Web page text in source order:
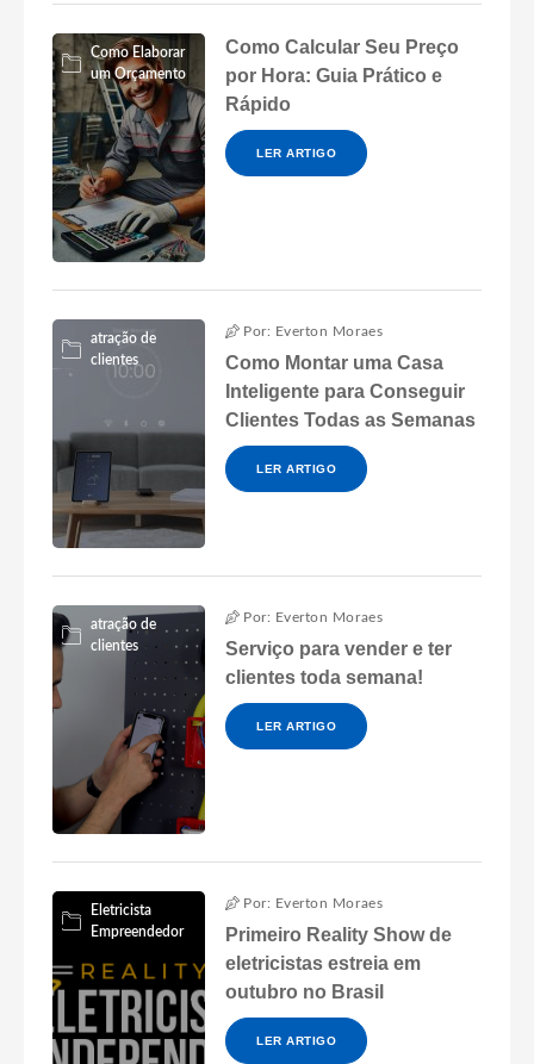
Como Elaborar
um Orçamento
Como Calcular Seu Preço
por Hora: Guia Prático e
Rápido
LER ARTIGO
atração de
clientes
Por: Everton Moraes
Como Montar uma Casa
Inteligente para Conseguir
Clientes Todas as Semanas
LER ARTIGO
atração de
clientes
Por: Everton Moraes
Serviço para vender e ter
clientes toda semana!
LER ARTIGO
Eletricista
Empreendedor
Por: Everton Moraes
Primeiro Reality Show de
eletricistas estreia em
outubro no Brasil
LER ARTIGO